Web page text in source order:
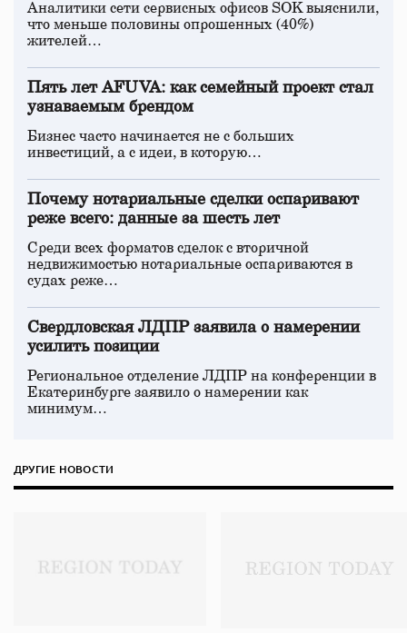
Аналитики сети сервисных офисов SOK выяснили,
что меньше половины опрошенных (40%)
жителей…
Пять лет AFUVA: как семейный проект стал
узнаваемым брендом
Бизнес часто начинается не с больших
инвестиций, а с идеи, в которую…
Почему нотариальные сделки оспаривают
реже всего: данные за шесть лет
Среди всех форматов сделок с вторичной
недвижимостью нотариальные оспариваются в
судах реже…
Свердловская ЛДПР заявила о намерении
усилить позиции
Региональное отделение ЛДПР на конференции в
Екатеринбурге заявило о намерении как
минимум…
ДРУГИЕ НОВОСТИ